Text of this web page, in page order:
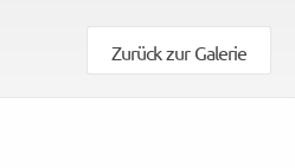
Zurück zur Galerie